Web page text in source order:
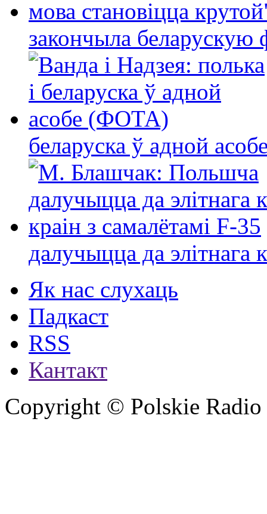
закончыла беларускую
беларуска ў адной
далучыцца да элітнага
Як нас слухаць
Падкаст
RSS
Кантакт
Copyright © Polskie